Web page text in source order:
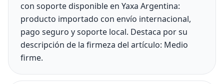
con soporte disponible en Yaxa Argentina:
producto importado con envío internacional,
pago seguro y soporte local. Destaca por su
descripción de la firmeza del artículo: Medio
firme.